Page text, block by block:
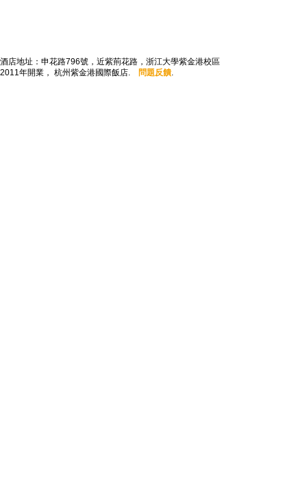
酒店地址：申花路796號，近紫荊花路，浙江大學紫金港校區
2011年開業， 杭州紫金港國際飯店.
問題反饋.